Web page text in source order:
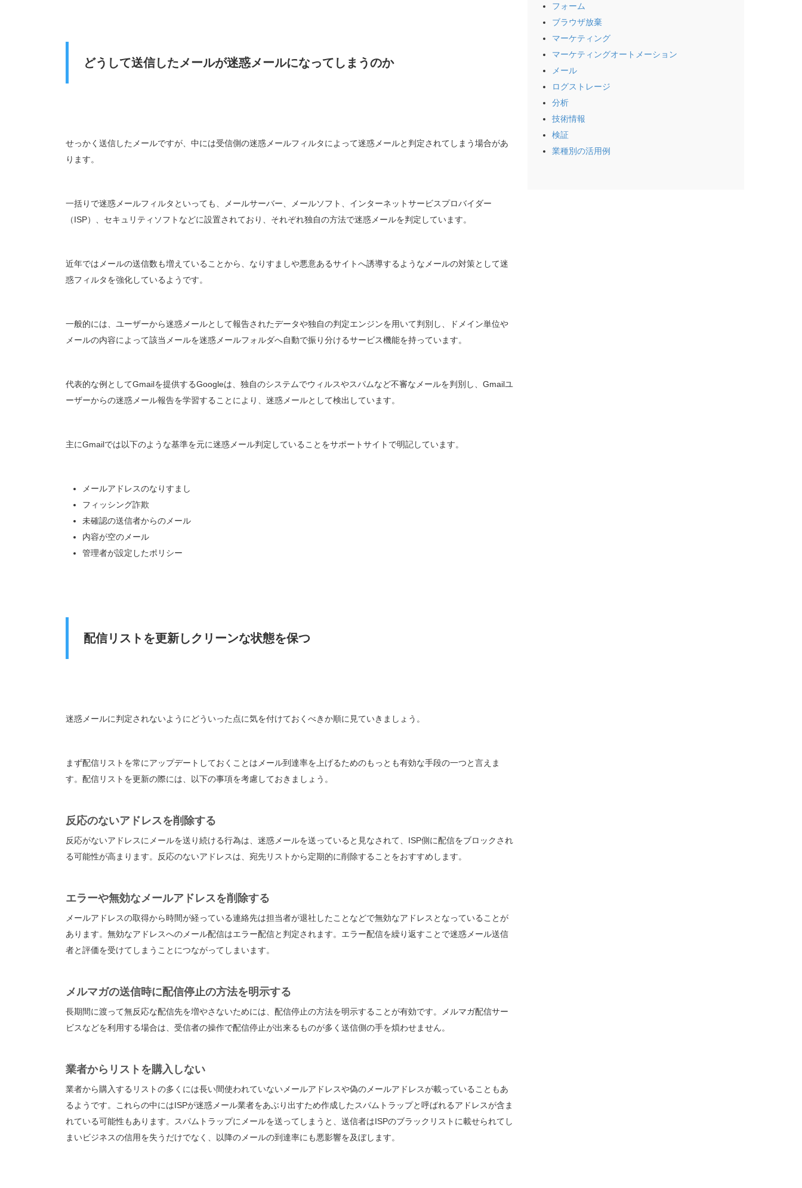
どうして送信したメールが迷惑メールになってしまうのか
せっかく送信したメールですが、中には受信側の迷惑メールフィルタによって迷惑メールと判定されてしまう場合があ
ります。
一括りで迷惑メールフィルタといっても、メールサーバー、メールソフト、インターネットサービスプロバイダー
（ISP）、セキュリティソフトなどに設置されており、それぞれ独自の方法で迷惑メールを判定しています。
近年ではメールの送信数も増えていることから、なりすましや悪意あるサイトへ誘導するようなメールの対策として迷
惑フィルタを強化しているようです。
一般的には、ユーザーから迷惑メールとして報告されたデータや独自の判定エンジンを用いて判別し、ドメイン単位や
メールの内容によって該当メールを迷惑メールフォルダへ自動で振り分けるサービス機能を持っています。
代表的な例としてGmailを提供するGoogleは、独自のシステムでウィルスやスパムなど不審なメールを判別し、Gmailユ
ーザーからの迷惑メール報告を学習することにより、迷惑メールとして検出しています。
主にGmailでは以下のような基準を元に迷惑メール判定していることをサポートサイトで明記しています。
メールアドレスのなりすまし
フィッシング詐欺
未確認の送信者からのメール
内容が空のメール
管理者が設定したポリシー
配信リストを更新しクリーンな状態を保つ
迷惑メールに判定されないようにどういった点に気を付けておくべきか順に見ていきましょう。
まず配信リストを常にアップデートしておくことはメール到達率を上げるためのもっとも有効な手段の一つと言えま
す。配信リストを更新の際には、以下の事項を考慮しておきましょう。
反応のないアドレスを削除する
反応がないアドレスにメールを送り続ける行為は、迷惑メールを送っていると見なされて、ISP側に配信をブロックされ
る可能性が高まります。反応のないアドレスは、宛先リストから定期的に削除することをおすすめします。
エラーや無効なメールアドレスを削除する
メールアドレスの取得から時間が経っている連絡先は担当者が退社したことなどで無効なアドレスとなっていることが
あります。無効なアドレスへのメール配信はエラー配信と判定されます。エラー配信を繰り返すことで迷惑メール送信
者と評価を受けてしまうことにつながってしまいます。
メルマガの送信時に配信停止の方法を明示する
長期間に渡って無反応な配信先を増やさないためには、配信停止の方法を明示することが有効です。メルマガ配信サー
ビスなどを利用する場合は、受信者の操作で配信停止が出来るものが多く送信側の手を煩わせません。
業者からリストを購入しない
業者から購入するリストの多くには長い間使われていないメールアドレスや偽のメールアドレスが載っていることもあ
るようです。これらの中にはISPが迷惑メール業者をあぶり出すため作成したスパムトラップと呼ばれるアドレスが含ま
れている可能性もあります。スパムトラップにメールを送ってしまうと、送信者はISPのブラックリストに載せられてし
まいビジネスの信用を失うだけでなく、以降のメールの到達率にも悪影響を及ぼします。
フォーム
ブラウザ放棄
マーケティング
マーケティングオートメーション
メール
ログストレージ
分析
技術情報
検証
業種別の活用例